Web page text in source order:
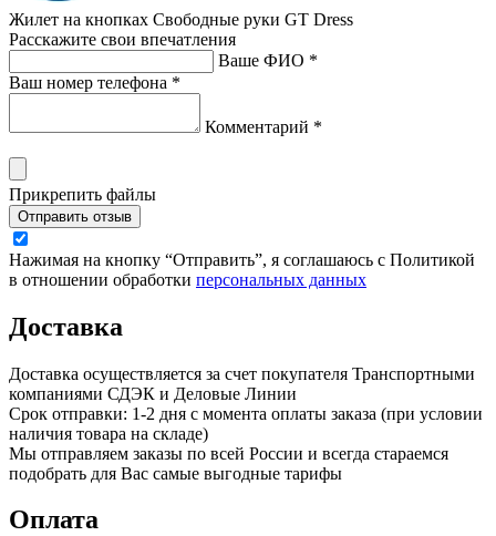
Жилет на кнопках Свободные руки GT Dress
Расскажите свои впечатления
Ваше ФИО *
Ваш номер телефона *
Комментарий *
Прикрепить файлы
Отправить отзыв
Нажимая на кнопку “Отправить”, я соглашаюсь с Политикой
в отношении обработки персональных данных
Доставка
Доставка осуществляется за счет покупателя Транспортными
компаниями СДЭК и Деловые Линии
Срок отправки: 1-2 дня с момента оплаты заказа (при условии
наличия товара на складе)
Мы отправляем заказы по всей России и всегда стараемся
подобрать для Вас самые выгодные тарифы
Оплата